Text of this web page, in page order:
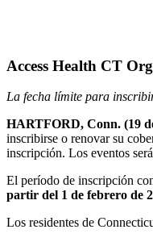
Access Health CT
La fecha límite para
HARTFORD, Conn. (19
inscribirse o renovar su
inscripción. Los eventos
El período de inscripción
partir del 1 de febrero de
Los residentes de